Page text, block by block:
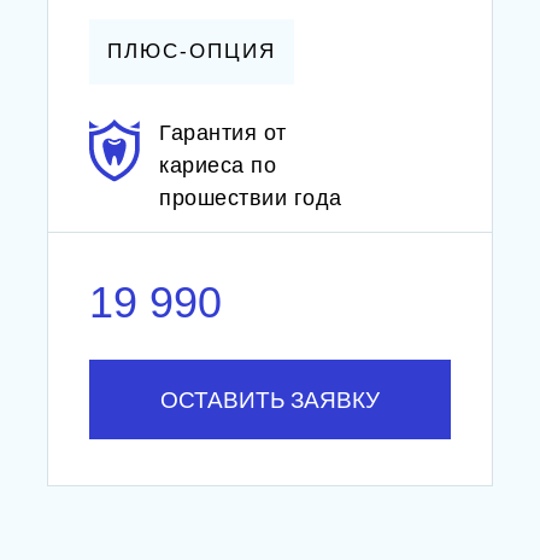
19 990
ОСТАВИТЬ ЗАЯВКУ
ПЛЮС-ОПЦИЯ
Гарантия от
кариеса по
прошествии года